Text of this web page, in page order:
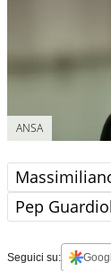
ANSA
Pep
Seguici su: